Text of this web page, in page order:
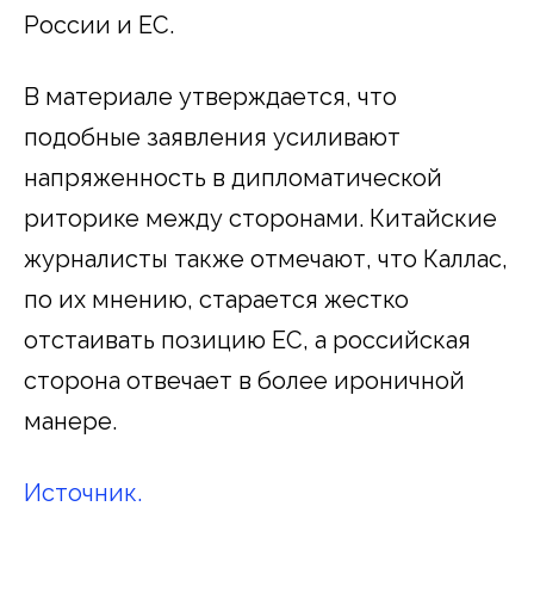
России и ЕС.
В материале утверждается, что
подобные заявления усиливают
напряженность в дипломатической
риторике между сторонами. Китайские
журналисты также отмечают, что Каллас,
по их мнению, старается жестко
отстаивать позицию ЕС, а российская
сторона отвечает в более ироничной
манере.
Источник.